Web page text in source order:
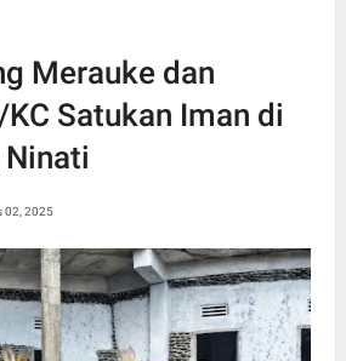
Merauke dan
Satukan Iman di
02, 2025